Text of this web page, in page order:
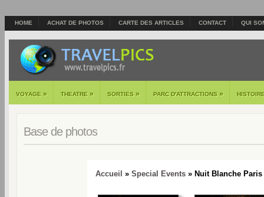
HOME ACHAT DE PHOTOS CARTE DES ARTICLES CONTACT QUI
VOYAGE » THEATRE » SORTIES » PARC D'ATTRACTIONS »
Base de photos
Accueil » Special Events» Nuit Blanche Paris